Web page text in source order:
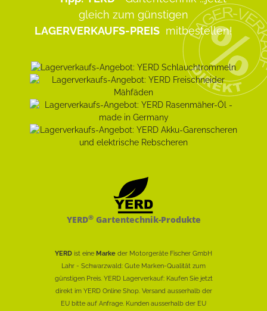
gleich zum günstigen
LAGERVERKAUFS-PREIS mitbestellen!
YERD®Gartentechnik-Produkte
YERD ist eine Marke der Motorgeräte Fischer GmbH
Lahr - Schwarzwald: Gute Marken-Qualität zum
günstigen Preis. YERD Lagerverkauf: Kaufen Sie jetzt
direkt im YERD Online Shop. Versand ausserhalb der
EU bitte auf Anfrage. Kunden ausserhalb der EU